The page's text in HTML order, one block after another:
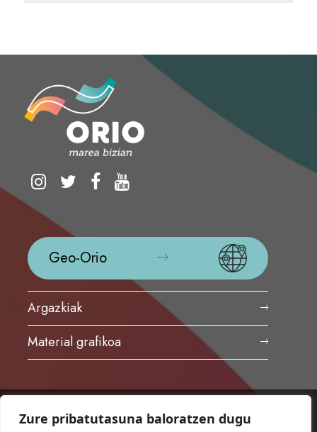
Zure pribatutasuna baloratzen dugu
Geo-Orio
Argazkiak
Material grafikoa
ORIOKO UDALA